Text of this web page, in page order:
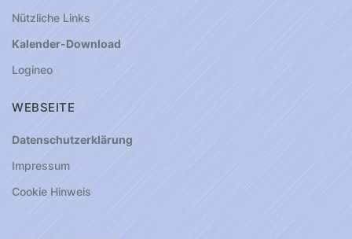
Nützliche Links
Kalender-Download
Logineo
WEBSEITE
Datenschutzerklärung
Impressum
Cookie Hinweis